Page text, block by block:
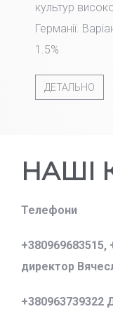
культур
Германії.
1.5%
ДЕТАЛЬНО
НАШІ
Телефони
+380969683515,
директор
+380963739322